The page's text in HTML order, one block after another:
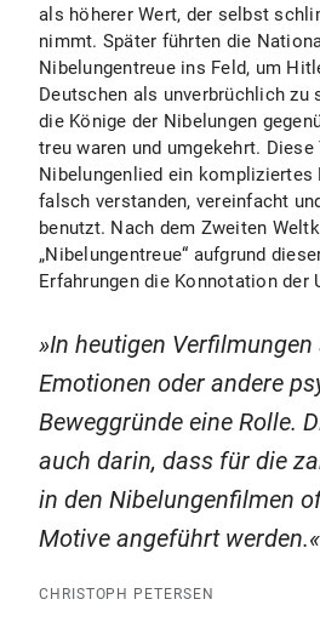
als höherer Wert, der selbst
nimmt. Später führten die
Nibelungentreue ins Feld, um
Deutschen als unverbrüchlich
die Könige der Nibelungen
treu waren und umgekehrt. Diese
Nibelungenlied ein kompliziertes
falsch verstanden, vereinfacht
benutzt. Nach dem Zweiten
„Nibelungentreue“ aufgrund
Erfahrungen die Konnotation der
In heutigen Verfilmungen
Emotionen oder andere
Beweggründe eine Rolle.
auch darin, dass für die
in den Nibelungenfilmen
Motive angeführt werden.
CHRISTOPH PETERSEN